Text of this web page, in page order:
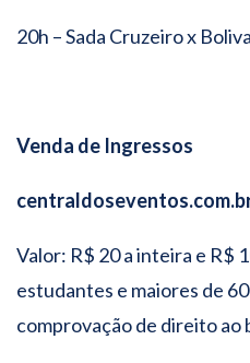
20h – Sada Cruzeiro x
Venda de Ingressos
Valor: R$ 20 a inteira e R$
estudantes e maiores de
comprovação de direito ao